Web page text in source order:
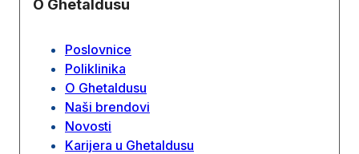
O Ghetaldusu
Poslovnice
Poliklinika
O Ghetaldusu
Naši brendovi
Novosti
Karijera u Ghetaldusu